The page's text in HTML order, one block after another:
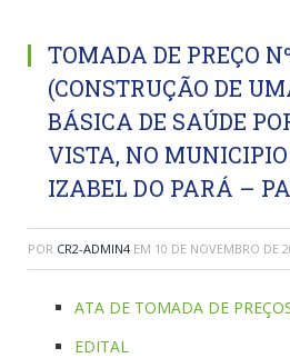
TOMADA DE PREÇO
(CONSTRUÇÃO DE
BÁSICA DE SAÚDE
VISTA, NO
IZABEL DO PARÁ –
POR CR2-ADMIN4 EM 10 DE NOVEMBRO DE
ATA DE TOMADA DE
EDITAL